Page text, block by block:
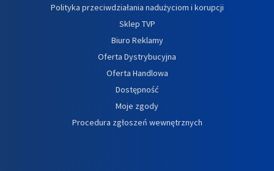
Polityka przeciwdziałania nadużyciom i korupcji
Sklep TVP
Biuro Reklamy
Oferta Dystrybucyjna
Oferta Handlowa
Dostępność
Moje zgody
Procedura zgłoszeń wewnętrznych